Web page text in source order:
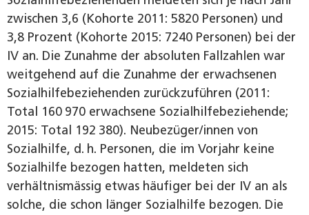
zwischen 3,6 (Kohorte 2011: 5820 Personen) und
3,8 Prozent (Kohorte 2015: 7240 Personen) bei der
IV an. Die Zunahme der absoluten Fallzahlen war
weitgehend auf die Zunahme der erwachsenen
Sozialhilfebeziehenden zurückzuführen (2011:
Total 160 970 erwachsene Sozialhilfebeziehende;
2015: Total 192 380). Neubezüger/innen von
Sozialhilfe, d. h. Personen, die im Vorjahr keine
Sozialhilfe bezogen hatten, meldeten sich
verhältnismässig etwas häufiger bei der IV an als
solche, die schon länger Sozialhilfe bezogen. Die